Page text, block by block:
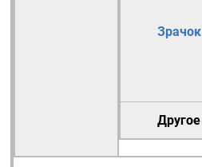
Зрачок
Другое